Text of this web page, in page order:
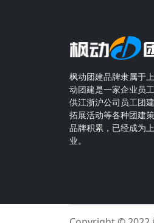
枫动团建品牌隶属于
动团建是一家企业员
供江浙沪公司员工团
拓展活动等各种团建
品牌积累，已经成为
业。